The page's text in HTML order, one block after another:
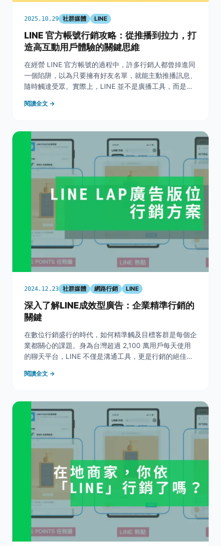
2025.10.29 社群媒體 LINE
LINE 官方帳號行銷攻略：從推播到拉力，打
造高互動用戶體驗的關鍵思維
在經營 LINE 官方帳號的過程中，許多行銷人都曾掉進同
一個陷阱，以為只要擁有好友名單，就能主動推播訊息、
隨時觸達受眾。實際上，LINE 並不是廣播工具，而是一
但不會更接近品牌，反而更容易選擇封鎖。本篇文章將帶
閱讀全文 →
2024.12.23 社群媒體 網路行銷 LINE
深入了解LINE成效型廣告：企業精準行銷的
關鍵
在數位行銷盛行的時代，如何精準觸及目標客群是每個企
業都關心的課題。身為台灣超過 2,100 萬用戶每天使用
的聊天平台，LINE 不僅是溝通工具，更是行銷的絕佳舞
成效型廣告平台（LINE Ads Platform, LAP），讓廣告輕
閱讀全文 →